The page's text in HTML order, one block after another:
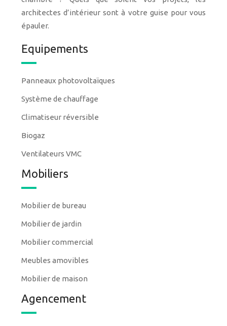
architectes d’intérieur sont à votre guise pour vous
épauler.
Equipements
Panneaux photovoltaïques
Système de chauffage
Climatiseur réversible
Biogaz
Ventilateurs VMC
Mobiliers
Mobilier de bureau
Mobilier de jardin
Mobilier commercial
Meubles amovibles
Mobilier de maison
Agencement